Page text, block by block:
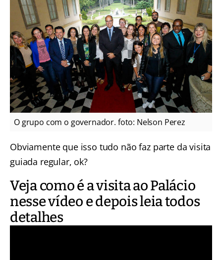
O grupo com o governador. foto: Nelson Perez
Obviamente que isso tudo não faz parte da visita
guiada regular, ok?
Veja como é a visita ao Palácio
nesse vídeo e depois leia todos
detalhes